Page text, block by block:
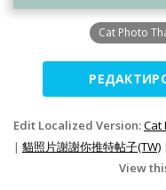
Cat Photo
Edit Localized Version:Cat
| 貓照片謝謝你推特帖子(TW)
View